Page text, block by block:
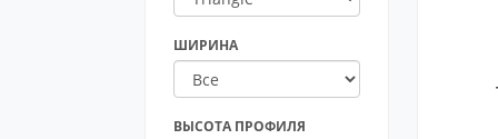
ШИРИНА
ВЫСОТА ПРОФИЛЯ